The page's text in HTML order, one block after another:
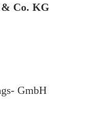
& Co. KG
GmbH